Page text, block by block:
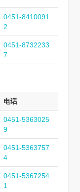
0451-8410091
2
0451-8732233
7
电话
0451-5363025
9
0451-5363757
4
0451-5367254
1